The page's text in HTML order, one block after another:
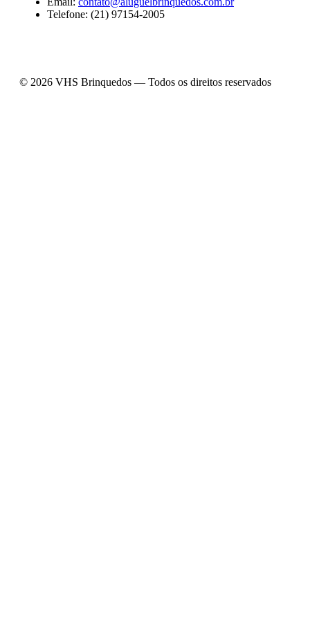
Telefone: (21) 97154-2005
© 2026 VHS Brinquedos — Todos os direitos reservados